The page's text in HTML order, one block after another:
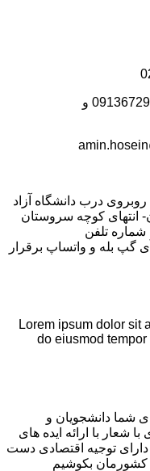
شماره های همراه مدیریت شرکت: 09136729270 و
درب دانشگاه آزاد
انتهای کوچه سروستان
با شماره تلفن
و آی گپ بله و واتساپ برقرار
Lorem ipsum dolor sit
do eiusmod
شما دانشجویان و
شعار با ارائه ایده های
دارای توجیه اقتصادی دست
کشورمان بکوشیم